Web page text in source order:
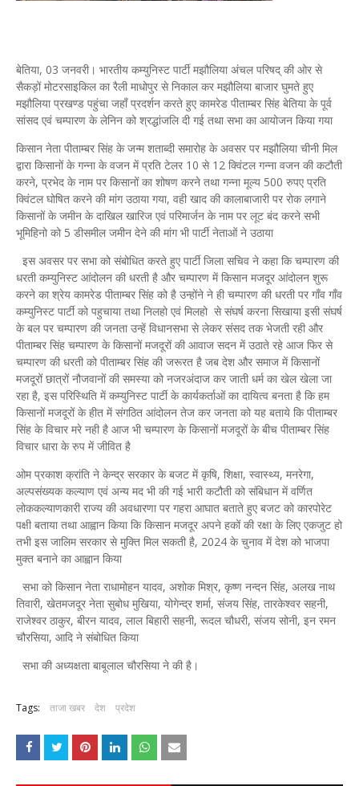
बेतिया, 03 जनवरी। भारतीय कम्युनिस्ट पार्टी मझौलिया अंचल परिषद् की ओर से
सैकड़ों मोटरसाइकिल का रैली माधोपुर से निकाल कर मझौलिया बाजार घुमते हुए
मझौलिया प्रखण्ड पहुंचा जहाँ प्रदर्शन करते हुए कामरेड पीताम्बर सिंह बेतिया के पूर्व
सांसद एवं चम्पारण के लेनिन को श्रद्धांजलि दी गई तथा सभा का आयोजन किया गया
किसान नेता पीताम्बर सिंह के जन्म शताब्दी समारोह के अवसर पर मझौलिया चीनी मिल
द्वारा किसानों के गन्ना के वजन में प्रति टेलर 10 से 12 क्विंटल गन्ना वजन की कटौती
करने, प्रभेद के नाम पर किसानों का शोषण करने तथा गन्ना मूल्य 500 रुपए प्रति
क्विंटल घोषित करने की मांग उठाया गया, वही खाद की कालाबाजारी पर रोक लगाने
किसानों के जमीन के दाखिल खारिज एवं परिमार्जन के नाम पर लूट बंद करने सभी
भूमिहिनो को 5 डीसमील जमीन देने की मांग भी पार्टी नेताओं ने उठाया
इस अवसर पर सभा को संबोधित करते हुए पार्टी जिला सचिव ने कहा कि चम्पारण की
धरती कम्युनिस्ट आंदोलन की धरती है और चम्पारण में किसान मजदूर आंदोलन शुरू
करने का श्रेय कामरेड पीताम्बर सिंह को है उन्होंने ने ही चम्पारण की धरती पर गाँव गाँव
कम्युनिस्ट पार्टी को पहुचाया तथा निलहो एवं मिलहो से संघर्ष करना सिखाया इसी संघर्ष
के बल पर चम्पारण की जनता उन्हें विधानसभा से लेकर संसद तक भेजती रही और
पीताम्बर सिंह चम्पारण के किसानों मजदूरों की आवाज सदन में उठाते रहे आज फिर से
चम्पारण की धरती को पीताम्बर सिंह की जरूरत है जब देश और समाज में किसानों
मजदूरों छात्रों नौजवानों की समस्या को नजरअंदाज कर जाती धर्म का खेल खेला जा
रहा है, इस परिस्थिति में कम्युनिस्ट पार्टी के कार्यकर्ताओं का दायित्व बनता है कि हम
किसानों मजदूरों के हीत में संगठित आंदोलन तेज कर जनता को यह बताये कि पीताम्बर
सिंह के विचार मरे नही है आज भी चम्पारण के किसानों मजदूरों के बीच पीताम्बर सिंह
विचार धारा के रुप में जीवित है
ओम प्रकाश क्रांति ने केन्द्र सरकार के बजट में कृषि, शिक्षा, स्वास्थ्य, मनरेगा,
अल्पसंख्यक कल्याण एवं अन्य मद भी की गई भारी कटौती को संबिधान में वर्णित
लोककल्याणकारी राज्य की अवधारणा पर गहरा आघात बताते हुए बजट को कारपोरेट
पक्षी बताया तथा आह्वान किया कि किसान मजदूर अपने हकों की रक्षा के लिए एकजुट हो
तभी इस जालिम सरकार से मुक्ति मिल सकती है, 2024 के चुनाव में देश को भाजपा
मुक्त बनाने का आह्वान किया
सभा को किसान नेता राधामोहन यादव, अशोक मिश्र, कृष्ण नन्दन सिंह, अलख नाथ
तिवारी, खेतमजदूर नेता सुबोध मुखिया, योगेन्द्र शर्मा, संजय सिंह, तारकेश्वर सहनी,
राजेश्वर ठाकुर, बीरन यादव, लाल बिहारी सहनी, रूदल चौधरी, संजय सोनी, इन रमन
चौरसिया, आदि ने संबोधित किया
सभा की अध्यक्षता बाबूलाल चौरसिया ने की है।
Tags: ताजा खबर देश प्रदेश